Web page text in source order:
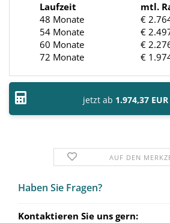
Laufzeit
mtl.
48 Monate
€
54 Monate
€
60 Monate
€
72 Monate
€
jetzt ab 1.974,37 EUR
AUF DEN
Haben Sie Fra­gen?
Kontaktieren Sie uns gern: